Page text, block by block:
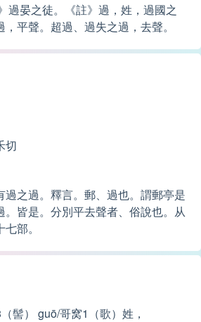
過晏之徒。《註》過，姓，過國之
平聲。超過、過失之過，去聲。
切
過之過。釋言。郵、過也。謂郵亭是
。皆是。分別平去聲者、俗說也。从
部。
髻） guō/哥窝1（歌）姓，